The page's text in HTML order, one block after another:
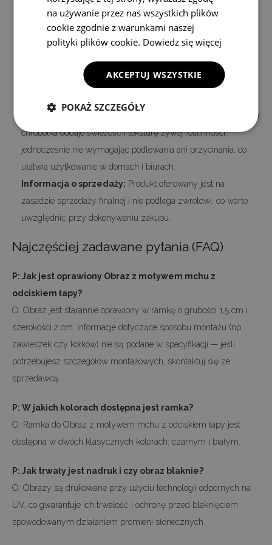
— dzięki czemu łatwiej dopasujesz obraz do istniejącej palety
wnętrza.
Odporność na promieniowanie UV:Druk wykonany z
użyciem technologii odpornych na UV zmniejsza ryzyko
blaknięcia barw, co przekłada się na dłuższą trwałość
Naturalny wygląd
chrobotka oddaje świeżość i teksturę żywej roślinności,
jednocześnie nie wymagając podlewania ani przycinania, co
ułatwia użytkowanie w domach i biurach.
Informacja o sprzedaży: Produkt oferowany jest na
zasadzie sprzedaży finalnej i nie podlega zwrotowi, co warto
uwzględnić przy dokonywaniu zakupu.
Najczęściej zadawane pytania (FAQ)
P: Jak jest oprawiony Obraz z motywem mchu z
odciskiem łapy?
O: Obraz jest starannie oprawiony w ramkę o grubości 1,5 cm i
szerokości 2 cm. Informacje dotyczące sposobu montażu (np.
zawieszek czy kołków) nie są podane w specyfikacji — jeśli
potrzebujesz szczegółów montażowych, skontaktuj się ze
sprzedawcą.
P: W jakich kolorach dostępna jest ramka?
O: Ramka do Obraz z motywem mchu z odciskiem łapy jest
dostępna w dwóch klasycznych kolorach: czarnym i białym.
P: Jak trwały jest nadruk i czy obraz blaknie?
O: Obrazy są drukowane przy użyciu technologii odpornych na
UV, co gwarantuje ich trwałość i ochronę przed blaknięciem
spowodowanym działaniem promieni słonecznych.
na używanie przez nas wszystkich plików
cookie zgodnie z warunkami naszej
polityki plików cookie. Dowiedz się więcej
AKCEPTUJ WSZYSTKIE
POKAŻ SZCZEGÓŁY